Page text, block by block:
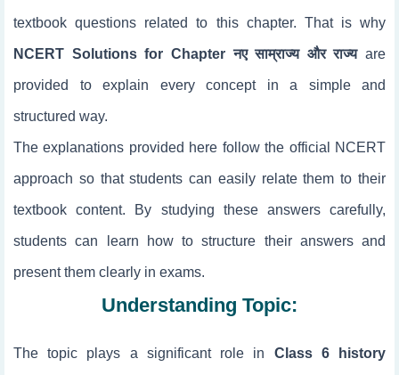
textbook questions related to this chapter. That is why
NCERT Solutions for Chapter नए साम्राज्य और राज्य are
provided to explain every concept in a simple and
structured way.
The explanations provided here follow the official NCERT
approach so that students can easily relate them to their
textbook content. By studying these answers carefully,
students can learn how to structure their answers and
present them clearly in exams.
Understanding Topic:
The topic plays a significant role in Class 6 history